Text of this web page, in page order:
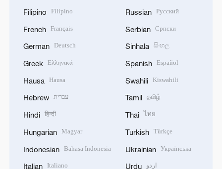
Filipino Filipino
French Français
German Deutsch
Greek Ελληνικά
Hausa Hausa
Hebrew עברית
Hindi हिन्दी
Hungarian Magyar
Indonesian Bahasa Indonesia
Italian Italiano
Russian Русский
Serbian Српски
Sinhala සිංහල
Spanish Español
Swahili Kiswahili
Tamil தமிழ்
Thai ไทย
Turkish Türkçe
Ukrainian Українська
Urdu اردو